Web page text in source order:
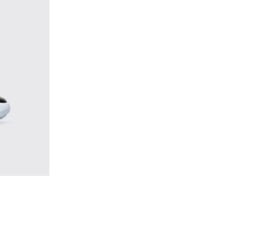
020 - Ténis vermelhos e pretos para homem
K100658-021 - Ténis pretos e brancos para homem